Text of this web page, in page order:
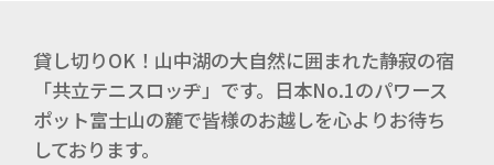
貸し切りOK！山中湖の大自然に囲まれた静寂の宿
「共立テニスロッヂ」です。日本No.1のパワース
ポット富士山の麓で皆様のお越しを心よりお待ち
しております。